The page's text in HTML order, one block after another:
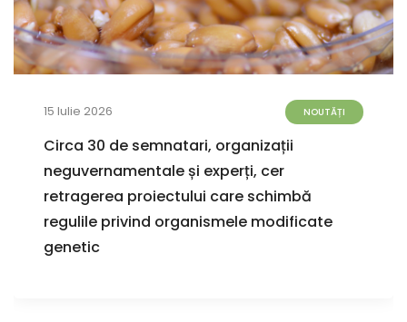
15 Iulie 2026 NOUTĂȚI
Circa 30 de semnatari, organizații
neguvernamentale și experți, cer
retragerea proiectului care schimbă
regulile privind organismele modificate
genetic